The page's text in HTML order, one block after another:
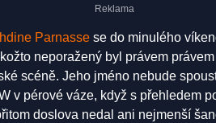
Parnasse se do minulého
neporažený byl právem
scéně. Jeho jméno nebude
v pérové váze, když s přehledem
doslova nedal ani nejmenší